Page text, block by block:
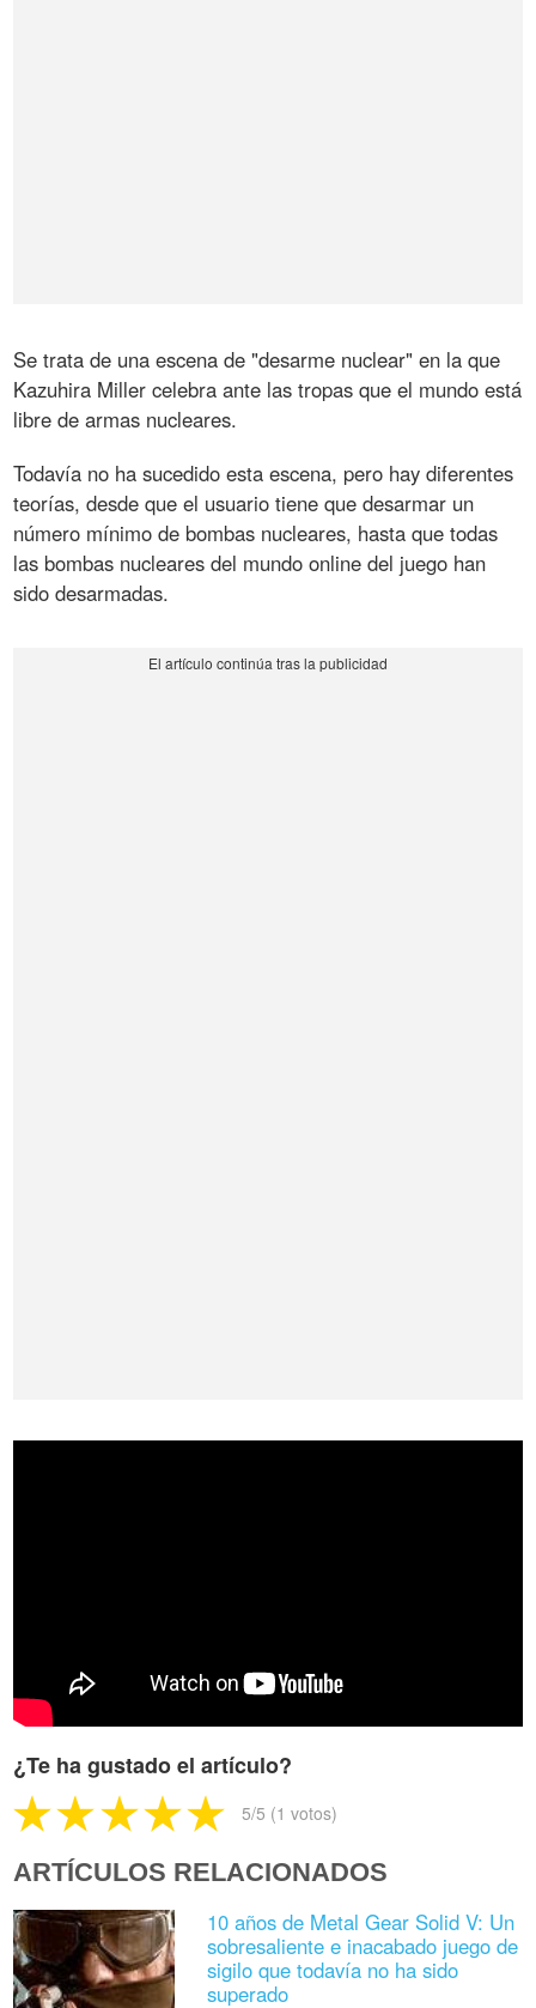
Se trata de una escena de "desarme nuclear" en la que
Kazuhira Miller celebra ante las tropas que el mundo está
libre de armas nucleares.
Todavía no ha sucedido esta escena, pero hay diferentes
teorías, desde que el usuario tiene que desarmar un
número mínimo de bombas nucleares, hasta que todas
las bombas nucleares del mundo online del juego han
sido desarmadas.
¿Te ha gustado el artículo?
5/5 (1 votos)
ARTÍCULOS RELACIONADOS
10 años de Metal Gear Solid V: Un
sobresaliente e inacabado juego de
sigilo que todavía no ha sido
superado